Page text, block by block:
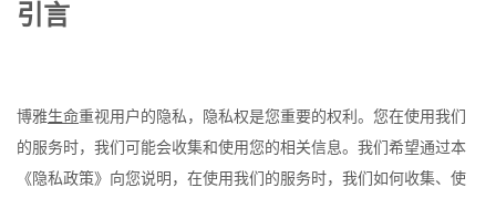
引言
博雅生命重视用户的隐私，隐私权是您重要的权利。您在使用我们
的服务时，我们可能会收集和使用您的相关信息。我们希望通过本
《隐私政策》向您说明，在使用我们的服务时，我们如何收集、使